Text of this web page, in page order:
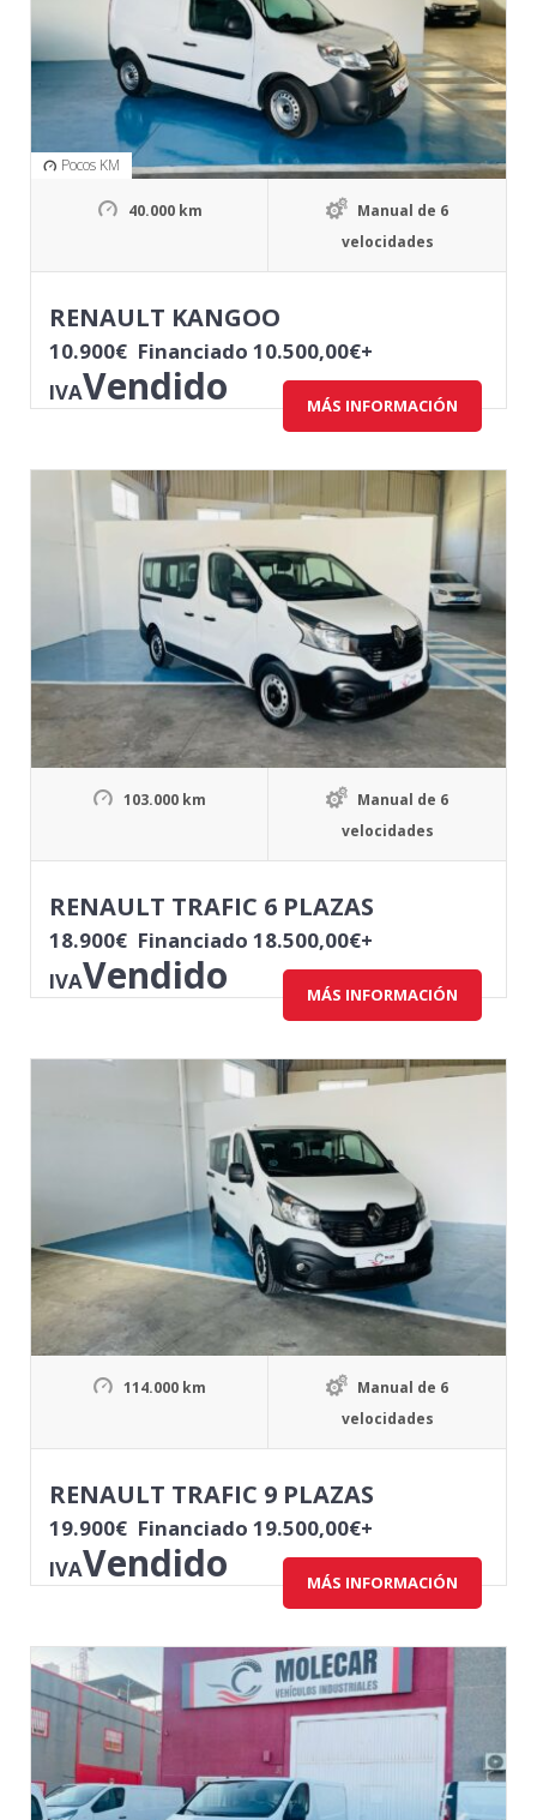
Pocos KM
40.000 km
Manual de 6
velocidades
RENAULT KANGOO
10.900€ Financiado 10.500,00€+
IVAVendido MÁS INFORMACIÓN
103.000 km
Manual de 6
velocidades
RENAULT TRAFIC 6 PLAZAS
18.900€ Financiado 18.500,00€+
IVAVendido MÁS INFORMACIÓN
114.000 km
Manual de 6
velocidades
RENAULT TRAFIC 9 PLAZAS
19.900€ Financiado 19.500,00€+
IVAVendido MÁS INFORMACIÓN